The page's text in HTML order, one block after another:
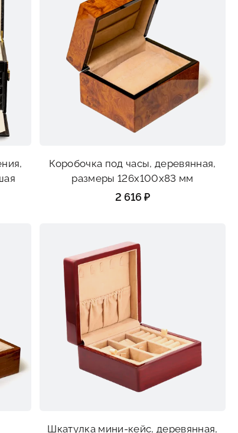
Коробочка под часы, деревянная,
размеры 126х100х83 мм
2 616 ₽
Шкатулка мини-кейс, деревянная,